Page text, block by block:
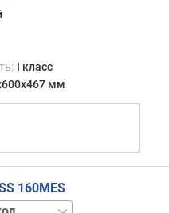
I класс
мм
160MES